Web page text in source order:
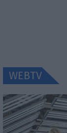
WEBTV